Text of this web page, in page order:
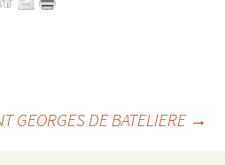
des
GEORGES DE BATELIERE →